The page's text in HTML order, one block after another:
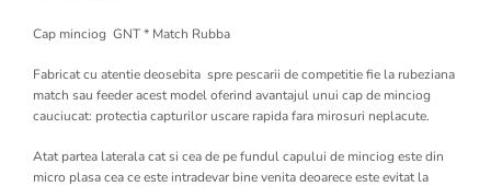
Cap minciog GNT * Match Rubba
Fabricat cu atentie deosebita spre pescarii de competitie fie la rubeziana
match sau feeder acest model oferind avantajul unui cap de minciog
cauciucat: protectia capturilor uscare rapida fara mirosuri neplacute.
Atat partea laterala cat si cea de pe fundul capului de minciog este din
micro plasa cea ce este intradevar bine venita deoarece este evitat la